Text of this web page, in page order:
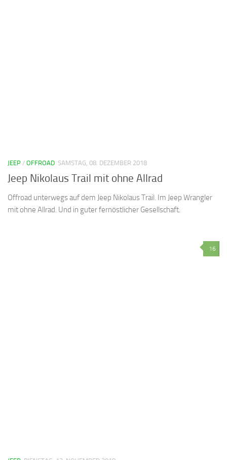
JEEP / OFFROAD SAMSTAG, 08. DEZEMBER 2018
Jeep Nikolaus Trail mit ohne Allrad
Offroad unterwegs auf dem Jeep Nikolaus Trail. Im Jeep Wrangler
mit ohne Allrad. Und in guter fernöstlicher Gesellschaft.
16